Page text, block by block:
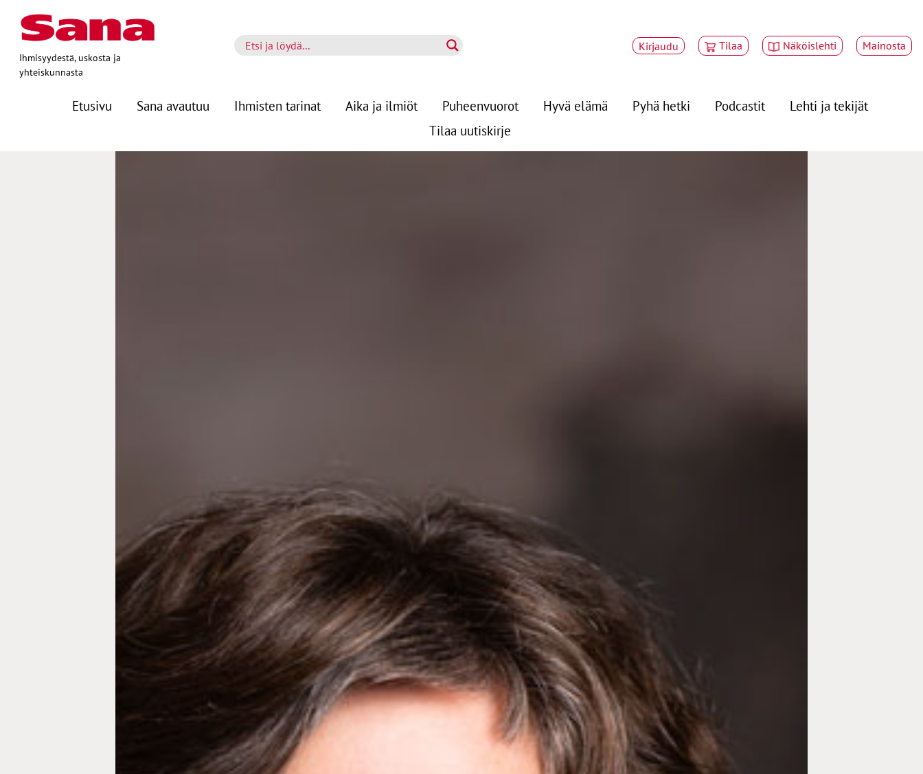
Ihmisyydestä, uskosta ja
yhteiskunnasta
Kirjaudu Tilaa Näköislehti Mainosta
Etusivu Sana avautuu Ihmisten tarinat Aika ja ilmiöt Puheenvuorot Hyvä elämä Pyhä hetki Podcastit
Lehti ja tekijät
Tilaa uutiskirje